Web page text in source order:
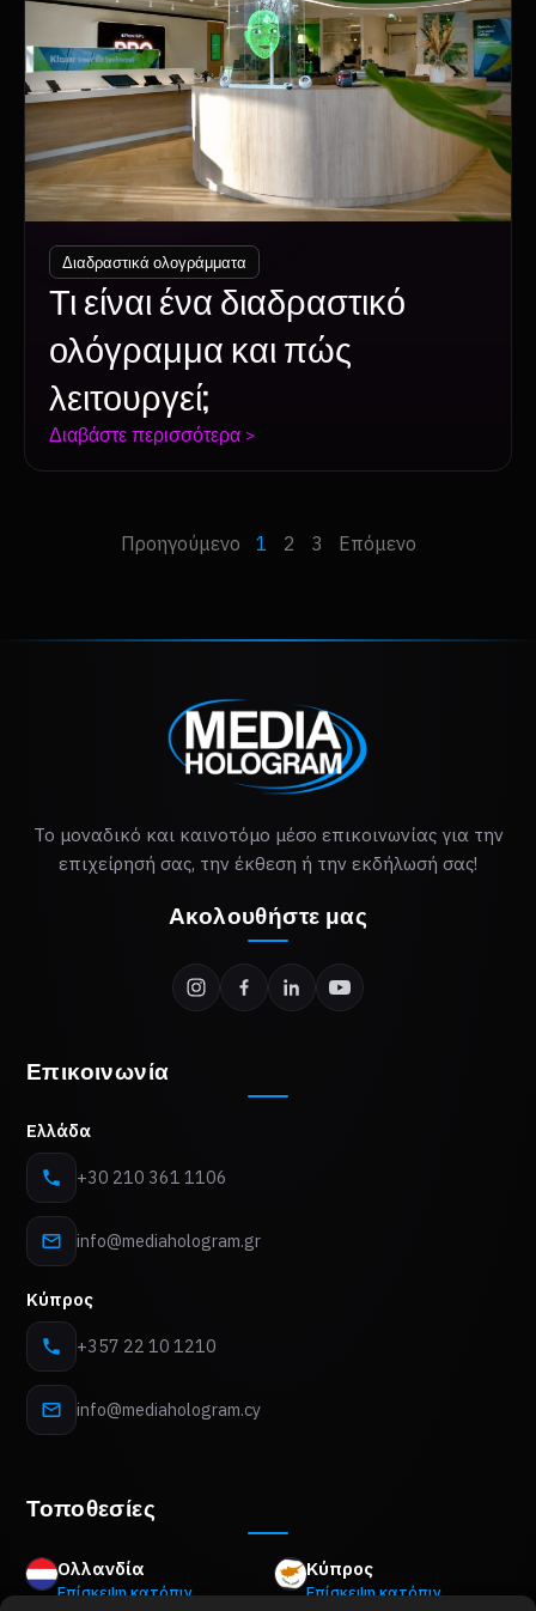
Διαδραστικά ολογράμματα
Τι είναι ένα διαδραστικό
ολόγραμμα και πώς
λειτουργεί;
Διαβάστε περισσότερα >
Προηγούμενο 1 2 3 Επόμενο
Το μοναδικό και καινοτόμο μέσο επικοινωνίας για την
επιχείρησή σας, την έκθεση ή την εκδήλωσή σας!
Ακολουθήστε μας
Επικοινωνία
Ελλάδα
+30 210 361 1106
info@mediahologram.gr
Κύπρος
+357 22 10 1210
info@mediahologram.cy
Τοποθεσίες
Ολλανδία
Επίσκεψη κατόπιν
Κύπρος
Επίσκεψη κατόπιν